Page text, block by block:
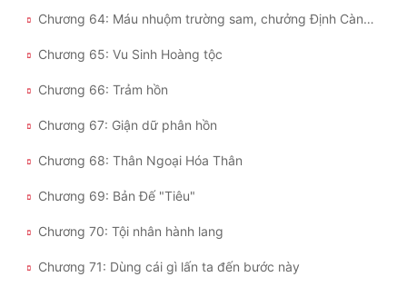
Chương 64: Máu nhuộm trường sam, chưởng Định Càn Khôn
Chương 65: Vu Sinh Hoàng tộc
Chương 66: Trảm hồn
Chương 67: Giận dữ phân hồn
Chương 68: Thân Ngoại Hóa Thân
Chương 69: Bản Đế "Tiêu"
Chương 70: Tội nhân hành lang
Chương 71: Dùng cái gì lấn ta đến bước này